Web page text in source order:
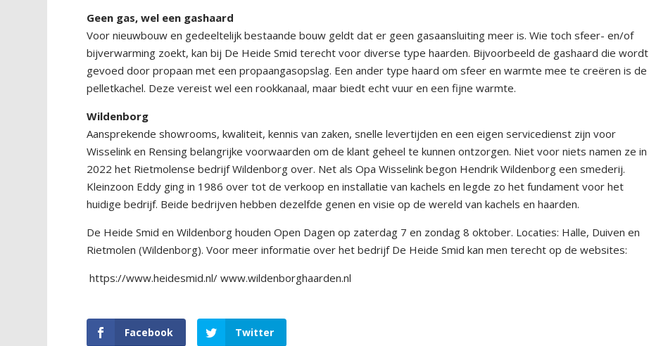
Geen gas, wel een gashaard
Voor nieuwbouw en gedeeltelijk bestaande bouw geldt dat er geen gasaansluiting meer is. Wie toch sfeer- en/of
bijverwarming zoekt, kan bij De Heide Smid terecht voor diverse type haarden. Bijvoorbeeld de gashaard die wordt
gevoed door propaan met een propaangasopslag. Een ander type haard om sfeer en warmte mee te creëren is de
pelletkachel. Deze vereist wel een rookkanaal, maar biedt echt vuur en een fijne warmte.
Wildenborg
Aansprekende showrooms, kwaliteit, kennis van zaken, snelle levertijden en een eigen servicedienst zijn voor
Wisselink en Rensing belangrijke voorwaarden om de klant geheel te kunnen ontzorgen. Niet voor niets namen ze in
2022 het Rietmolense bedrijf Wildenborg over. Net als Opa Wisselink begon Hendrik Wildenborg een smederij.
Kleinzoon Eddy ging in 1986 over tot de verkoop en installatie van kachels en legde zo het fundament voor het
huidige bedrijf. Beide bedrijven hebben dezelfde genen en visie op de wereld van kachels en haarden.
De Heide Smid en Wildenborg houden Open Dagen op zaterdag 7 en zondag 8 oktober. Locaties: Halle, Duiven en
Rietmolen (Wildenborg). Voor meer informatie over het bedrijf De Heide Smid kan men terecht op de websites:
https://www.heidesmid.nl/ www.wildenborghaarden.nl
Facebook Twitter